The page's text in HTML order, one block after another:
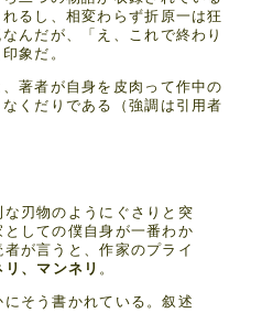
るし、相変わらず折原一は狂
んだが、「え、これで終わり
象だ。
著者が自身を皮肉って作中の
くだりである（強調は引用者
刃物のようにぐさりと突
しての僕自身が一番わか
が言うと、作家のプライ
リ、マンネリ 。
そう書かれている。叙述